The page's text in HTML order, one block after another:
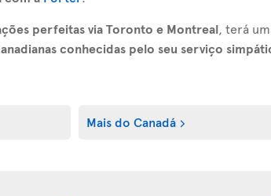
perfeitas via Toronto e Montreal, terá
conhecidas pelo seu serviço
Mais do Canadá